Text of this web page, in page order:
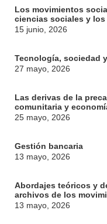
Los movimientos
ciencias sociales y
15 junio, 2026
Tecnología, sociedad
27 mayo, 2026
Las derivas de la
comunitaria y
25 mayo, 2026
Gestión bancaria
13 mayo, 2026
Abordajes teóricos y
archivos de los
13 mayo, 2026